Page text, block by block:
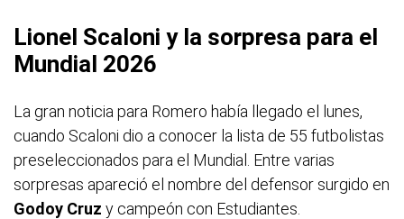
Lionel Scaloni y la sorpresa para el
Mundial 2026
La gran noticia para Romero había llegado el lunes,
cuando Scaloni dio a conocer la lista de 55 futbolistas
preseleccionados para el Mundial. Entre varias
sorpresas apareció el nombre del defensor surgido en
Godoy Cruz y campeón con Estudiantes.